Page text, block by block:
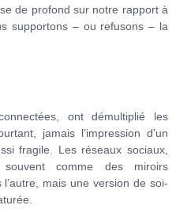
de profond sur notre rapport à
supportons – ou refusons – la
ont démultiplié les
jamais l’impression d’un
fragile. Les réseaux sociaux,
comme des miroirs
mais une version de soi-